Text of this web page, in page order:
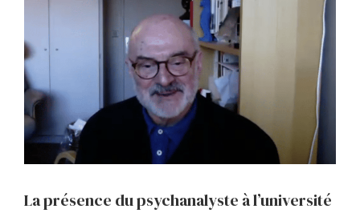
La présence du psychanalyste à l’université